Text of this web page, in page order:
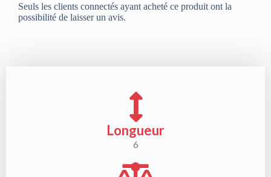
Seuls les clients connectés ayant acheté ce produit ont la
possibilité de laisser un avis.
Longueur
6